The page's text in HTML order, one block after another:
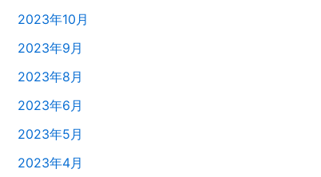
2023年10月
2023年9月
2023年8月
2023年6月
2023年5月
2023年4月